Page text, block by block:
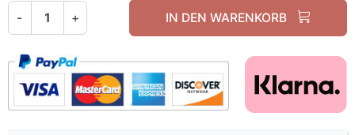
- + IN DEN WARENKORB